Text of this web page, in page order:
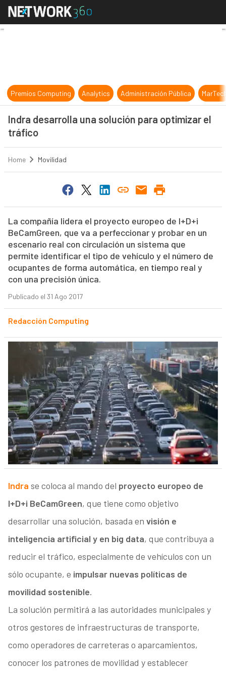
Indra desarrolla una solución
Premios Computing Analytics Administración Pública
Indra desarrolla una solución para optimizar el
tráfico
Home Movilidad
La compañía lidera el proyecto europeo de I+D+i
BeCamGreen, que va a perfeccionar y probar en un
escenario real con circulación un sistema que
permite identificar el tipo de vehículo y el número de
ocupantes de forma automática, en tiempo real y
con una precisión única.
Publicado el 31 Ago 2017
Redacción Computing
Indra se coloca al mando del proyecto europeo de
I+D+i BeCamGreen, que tiene como objetivo
desarrollar una solución, basada en visión e
inteligencia artificial y en big data, que contribuya a
reducir el tráfico, especialmente de vehículos con un
sólo ocupante, e impulsar nuevas políticas de
movilidad sostenible.
La solución permitirá a las autoridades municipales y
otros gestores de infraestructuras de transporte,
como operadores de carreteras o aparcamientos,
conocer los patrones de movilidad y establecer